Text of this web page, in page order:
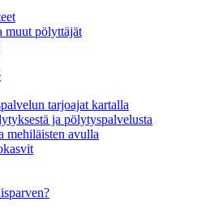
muut pölyttäjät
tarjoajat kartalla
ja pölytyspalvelusta
mehiläisten avulla